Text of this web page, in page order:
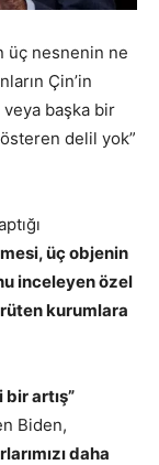
üç nesnenin ne
Çin’in
veya başka bir
delil yok”
üç objenin
inceleyen özel
kurumlara
artış”
Biden,
daha